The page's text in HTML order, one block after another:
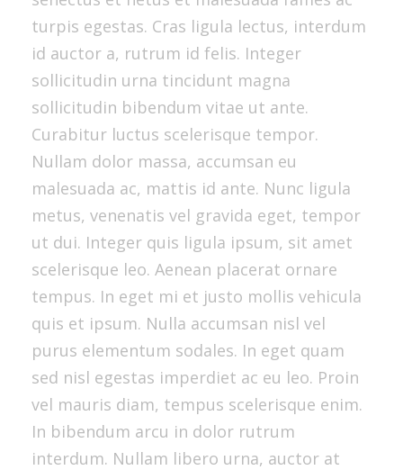
turpis egestas. Cras ligula lectus, interdum
id auctor a, rutrum id felis. Integer
sollicitudin urna tincidunt magna
sollicitudin bibendum vitae ut ante.
Curabitur luctus scelerisque tempor.
Nullam dolor massa, accumsan eu
malesuada ac, mattis id ante. Nunc ligula
metus, venenatis vel gravida eget, tempor
ut dui. Integer quis ligula ipsum, sit amet
scelerisque leo. Aenean placerat ornare
tempus. In eget mi et justo mollis vehicula
quis et ipsum. Nulla accumsan nisl vel
purus elementum sodales. In eget quam
sed nisl egestas imperdiet ac eu leo. Proin
vel mauris diam, tempus scelerisque enim.
In bibendum arcu in dolor rutrum
interdum. Nullam libero urna, auctor at